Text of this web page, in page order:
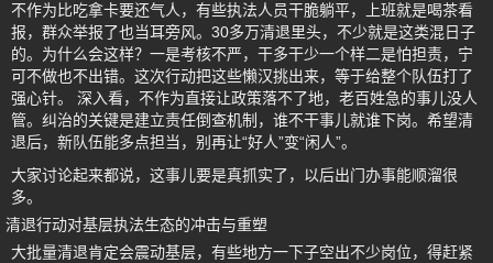
不作为比吃拿卡要还气人，有些执法人员干脆躺平，上班就是喝茶看
报，群众举报了也当耳旁风。30多万清退里头，不少就是这类混日子
的。为什么会这样？一是考核不严，干多干少一个样二是怕担责，宁
可不做也不出错。这次行动把这些懒汉挑出来，等于给整个队伍打了
强心针。 深入看，不作为直接让政策落不了地，老百姓急的事儿没人
管。纠治的关键是建立责任倒查机制，谁不干事儿就谁下岗。希望清
退后，新队伍能多点担当，别再让“好人”变“闲人”。
大家讨论起来都说，这事儿要是真抓实了，以后出门办事能顺溜很
多。
清退行动对基层执法生态的冲击与重塑
大批量清退肯定会震动基层，有些地方一下子空出不少岗位，得赶紧